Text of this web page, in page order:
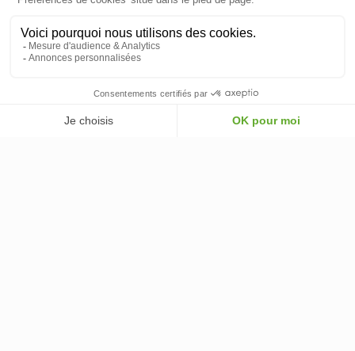
VOTRE COMPTE
© 2026 - ClimOnline - Tous droits réservés